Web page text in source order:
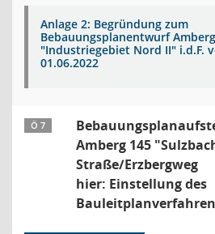
Anlage 2: Begründung zum
Bebauungsplanentwurf
"Industriegebiet Nord II" i.d.F.
01.06.2022
Ö 7
Amberg 145
Straße/Erzbergweg
hier: Einstellung des